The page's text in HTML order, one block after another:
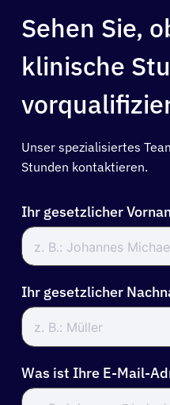
Deutsch
Sehen Sie,
klinische
Unser spezialisiertes
Stunden kontaktieren.
Ihr gesetzlicher
Ihr gesetzlicher
Was ist Ihre E-Mail-